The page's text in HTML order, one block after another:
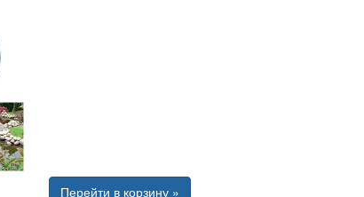
Перейти в корзину »